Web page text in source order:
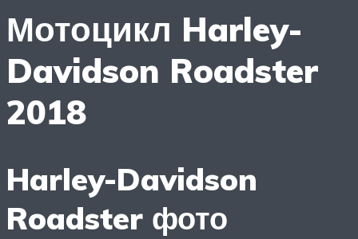
Мотоцикл Harley-
Davidson Roadster
2018
Harley-Davidson
Roadster фото